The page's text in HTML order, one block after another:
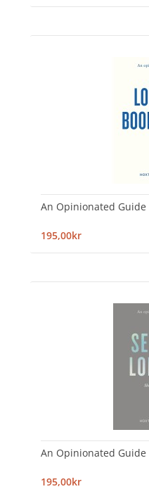
An Opinionated Guide
195,00kr
An Opinionated Guide
195,00kr